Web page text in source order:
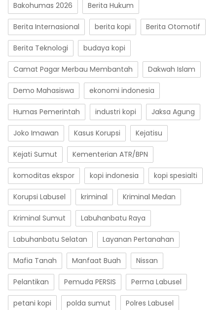
Bakohumas 2026 Berita Hukum
Berita Internasional berita kopi Berita Otomotif
Berita Teknologi budaya kopi
Camat Pagar Merbau Membantah Dakwah Islam
Demo Mahasiswa ekonomi indonesia
Humas Pemerintah industri kopi Jaksa Agung
Joko Imawan Kasus Korupsi Kejatisu
Kejati Sumut Kementerian ATR/BPN
komoditas ekspor kopi indonesia kopi spesialti
Korupsi Labusel kriminal Kriminal Medan
Kriminal Sumut Labuhanbatu Raya
Labuhanbatu Selatan Layanan Pertanahan
Mafia Tanah Manfaat Buah Nissan
Pelantikan Pemuda PERSIS Perma Labusel
petani kopi polda sumut Polres Labusel